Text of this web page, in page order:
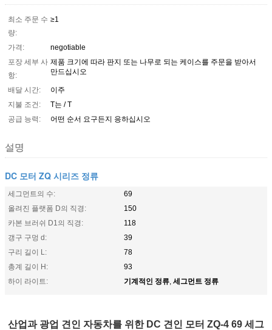
최소 주문 수
량:
≥1
가격:
negotiable
포장 세부 사
항:
제품 크기에 따라 판지 또는 나무로 되는 케이스를 주문을 받아서
만드십시오
배달 시간:
이주
지불 조건:
T는 / T
공급 능력:
어떤 순서 요구든지 응하십시오
설명
DC 모터 ZQ 시리즈 정류
세그먼트의 수:
69
올려진 플랫폼 D의 직경:
150
카본 브러쉬 D1의 직경:
118
갱구 구멍 d:
39
구리 길이 L:
78
총계 길이 H:
93
하이 라이트:
기계적인 정류, 세그먼트 정류
산업과 광업 견인 자동차를 위한 DC 견인 모터 ZQ-4 69 세그